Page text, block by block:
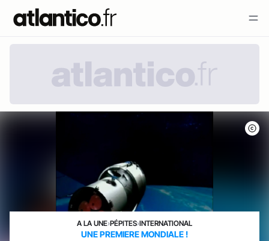
A LA UNE›PÉPITES›INTERNATIONAL
UNE PREMIERE MONDIALE !